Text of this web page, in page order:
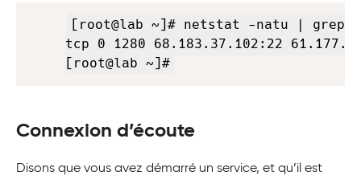
[root@lab ~]# netstat -natu | grep
tcp 0 1280 68.183.37.102:22
[root@lab ~]#
Connexion d’écoute
Disons que vous avez démarré un service, et qu’il est